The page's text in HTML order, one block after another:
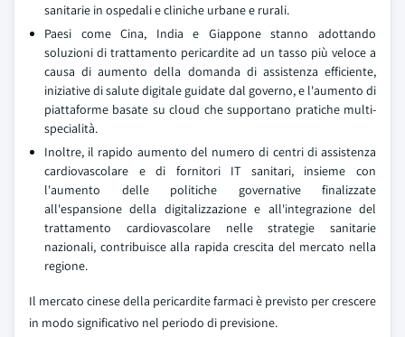
sanitarie in ospedali e cliniche urbane e rurali.
Paesi come Cina, India e Giappone stanno adottando
soluzioni di trattamento pericardite ad un tasso più veloce a
causa di aumento della domanda di assistenza efficiente,
iniziative di salute digitale guidate dal governo, e l'aumento di
piattaforme basate su cloud che supportano pratiche multi-
specialità.
Inoltre, il rapido aumento del numero di centri di assistenza
cardiovascolare e di fornitori IT sanitari, insieme con
l'aumento delle politiche governative finalizzate
all'espansione della digitalizzazione e all'integrazione del
trattamento cardiovascolare nelle strategie sanitarie
nazionali, contribuisce alla rapida crescita del mercato nella
regione.
Il mercato cinese della pericardite farmaci è previsto per crescere
in modo significativo nel periodo di previsione.